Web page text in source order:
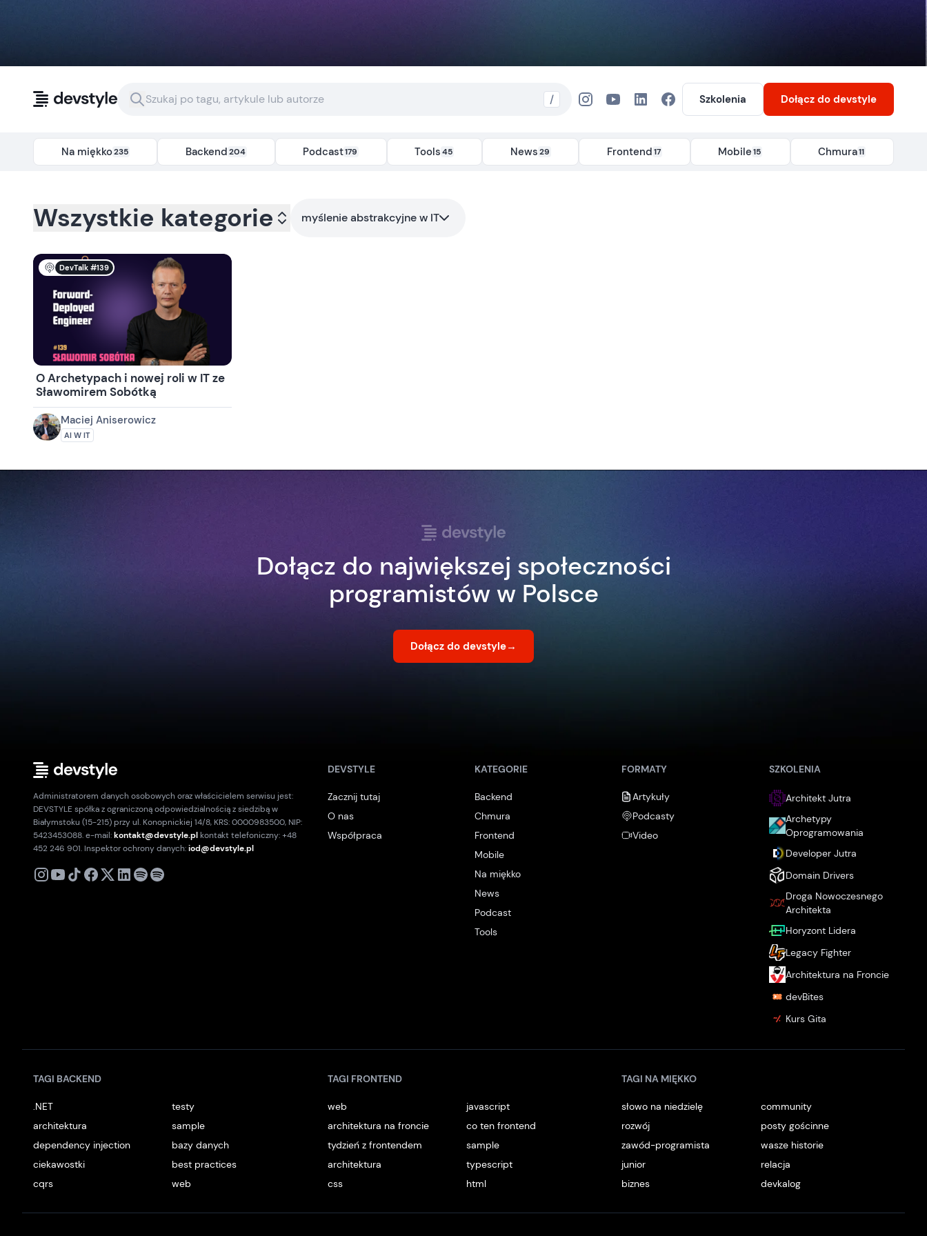
/ Szkolenia Dołącz do devstyle
Na miękko235 Backend204 Podcast179 Tools 45 News29 Frontend17 Mobile15 Chmura11
Kategoria: - Tag: myslenie-abstrakcyjne-w-it
Wszystkie kategorie myślenie abstrakcyjne w IT
DevTalk #139
O Archetypach i nowej roli w IT ze
Sławomirem Sobótką
Maciej Aniserowicz
AI W IT
Dołącz do największej społeczności
programistów w Polsce
Dołącz do devstyle→
Administratorem danych osobowych oraz właścicielem serwisu jest:
DEVSTYLE spółka z ograniczoną odpowiedzialnością z siedzibą w
Białymstoku (15-215) przy ul. Konopnickiej 14/8, KRS: 0000983500, NIP:
5423453088. e-mail:kontakt@devstyle.plkontakt telefoniczny: +48
452 246 901. Inspektor ochrony danych:iod@devstyle.pl
X
DEVSTYLE
Zacznij tutaj
O nas
Współpraca
KATEGORIE
Backend
Chmura
Frontend
Mobile
Na miękko
News
Podcast
Tools
FORMATY
Artykuły
Podcasty
Video
SZKOLENIA
Architekt Jutra
Archetypy
Oprogramowania
Developer Jutra
Domain Drivers
Droga Nowoczesnego
Architekta
Horyzont Lidera
Legacy Fighter
Architektura na Froncie
devBites
Kurs Gita
TAGI BACKEND
.NET
testy
architektura
sample
dependency injection
bazy danych
ciekawostki
best practices
cqrs
web
TAGI FRONTEND
web
javascript
architektura na froncie
co ten frontend
tydzień z frontendem
sample
architektura
typescript
css
html
TAGI NA MIĘKKO
słowo na niedzielę
community
rozwój
posty gościnne
zawód-programista
wasze historie
junior
relacja
biznes
devkalog